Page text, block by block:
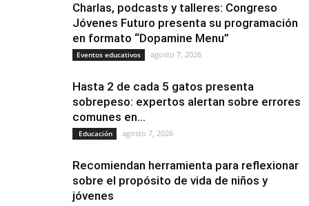
Charlas, podcasts y talleres: Congreso
Jóvenes Futuro presenta su programación
en formato “Dopamine Menu”
Eventos educativos agosto 7, 2026
Hasta 2 de cada 5 gatos presenta
sobrepeso: expertos alertan sobre errores
comunes en...
Educación agosto 7, 2026
Recomiendan herramienta para reflexionar
sobre el propósito de vida de niños y
jóvenes